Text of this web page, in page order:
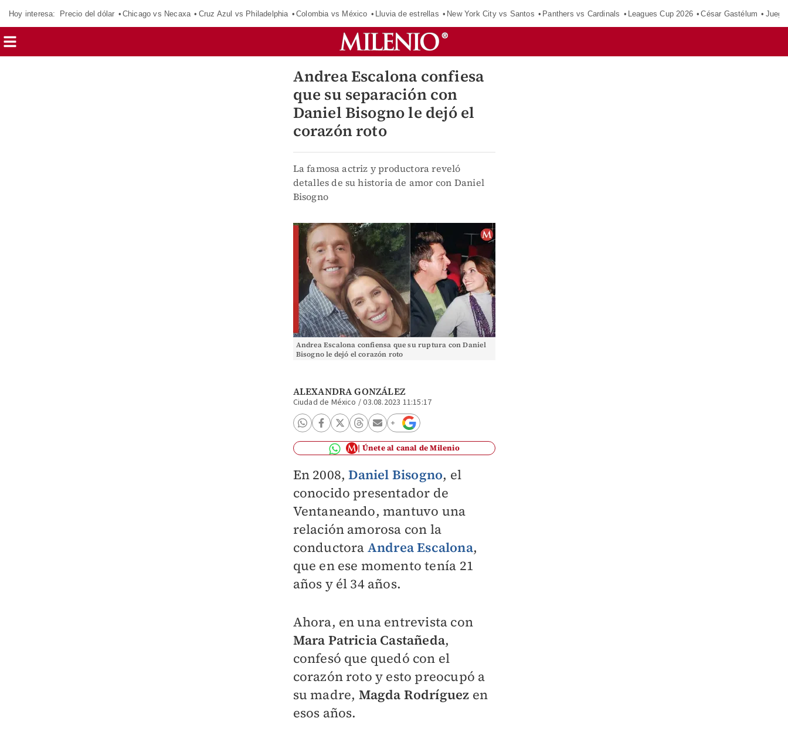
Hoy interesa: Precio del dólar Chicago vs Necaxa Cruz Azul vs Philadelphia Colombia vs México Lluvia de estrellas New York City vs Santos Panthers vs Cardinals Leagues Cup 2026 César Gastélum
Andrea Escalona confiesa
que su separación con
Daniel Bisogno le dejó el
corazón roto
La famosa actriz y productora reveló
detalles de su historia de amor con Daniel
Bisogno
Andrea Escalona confiensa que su ruptura con Daniel
Bisogno le dejó el corazón roto
ALEXANDRA GONZÁLEZ
Ciudad de México /03.08.2023 11:15:17
Únete al canal de Milenio
En 2008,Daniel Bisogno, el
conocido presentador de
Ventaneando, mantuvo una
relación amorosa con la
conductora Andrea Escalona,
que en ese momento tenía 21
años y él 34 años.
Ahora, en una entrevista con
Mara Patricia Castañeda,
confesó que quedó con el
corazón roto y esto preocupó a
su madre, Magda Rodríguez en
esos años.